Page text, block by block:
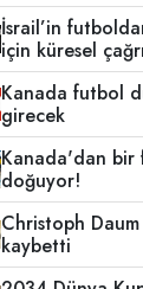
İsrail’in
için küresel
Kanada futbol
girecek
Kanada'dan bir
doğuyor!
Christoph Daum
kaybetti